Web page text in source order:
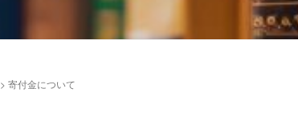
>寄付金について